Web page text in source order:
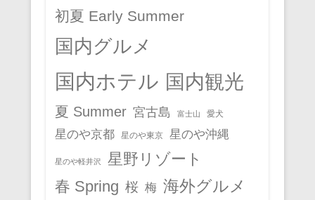
初夏 Early Summer
国内グルメ
国内ホテル 国内観光
夏 Summer 宮古島 富士山 愛犬
星のや京都 星のや東京 星のや沖縄
星のや軽井沢
星野リゾート
春 Spring 桜 梅 海外グルメ